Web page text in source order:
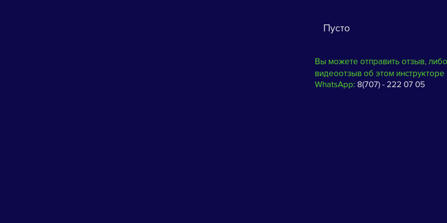
Пусто
Вы можете отправить отзыв, либо
видеоотзыв об этом инструкторе
WhatsApp: 8(707) - 222 07 05